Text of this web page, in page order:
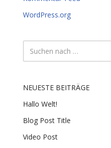
WordPress.org
NEUESTE BEITRÄGE
Hallo Welt!
Blog Post Title
Video Post